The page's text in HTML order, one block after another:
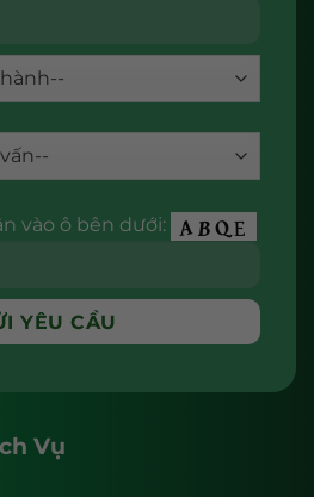
vào ô bên dưới:
Vụ